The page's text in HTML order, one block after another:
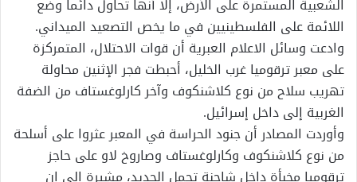
الشعبية المستمرة على الأرض، إلا أنها تحاول دائماً وضع
اللائمة على الفلسطينيين في ما يخص التصعيد الميداني.
وادعت وسائل الاعلام العبرية أن قوات الاحتلال، المتمركزة
على معبر ترقوميا غرب الخليل، أحبطت فجر الإثنين محاولة
تهريب سلاح من نوع كلاشنكوف وآخر كارلوغستاف من الضفة
الغربية إلى داخل إسرائيل.
وأوردت المصادر أن جنود الحراسة في المعبر عثروا على أسلحة
من نوع كلاشنكوف وكارلوغستاف وصاروخ لاو على حاجز
ترقوميا مخبأة داخل شاحنة تحمل الحديد، مشيرة إلى ان